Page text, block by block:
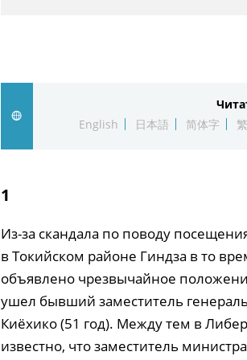
English
日本語 简体字
1
Из-за скандала по поводу
в Токийском районе Гиндза в то
объявлено чрезвычайное
ушел бывший заместитель
Киёхико (51 год). Между тем в
известно, что заместитель